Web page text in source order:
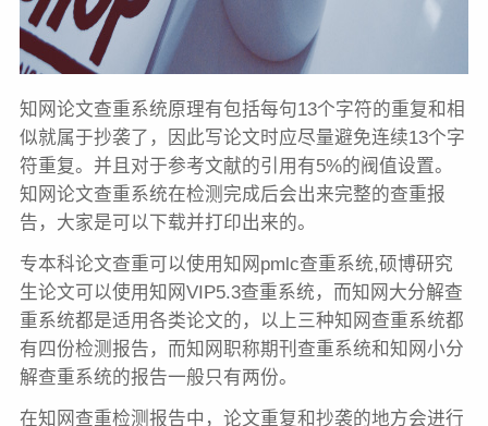
知网论文查重系统原理有包括每句13个字符的重复和相
似就属于抄袭了，因此写论文时应尽量避免连续13个字
符重复。并且对于参考文献的引用有5%的阀值设置。
知网论文查重系统在检测完成后会出来完整的查重报
告，大家是可以下载并打印出来的。
专本科论文查重可以使用知网pmlc查重系统,硕博研究
生论文可以使用知网VIP5.3查重系统，而知网大分解查
重系统都是适用各类论文的，以上三种知网查重系统都
有四份检测报告，而知网职称期刊查重系统和知网小分
解查重系统的报告一般只有两份。
在知网查重检测报告中，论文重复和抄袭的地方会进行